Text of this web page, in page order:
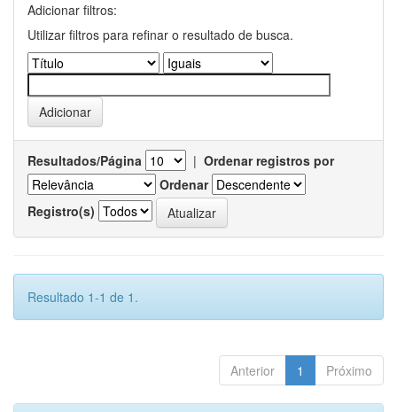
Adicionar filtros:
Utilizar filtros para refinar o resultado de busca.
Resultados/Página | Ordenar registros por
Ordenar
Registro(s)
Resultado 1-1 de 1.
Anterior 1 Próximo